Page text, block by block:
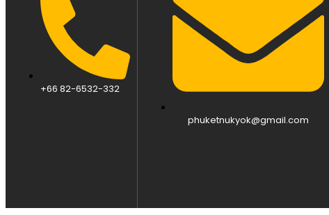
+66 82-6532-332
phuketnukyok@gmail.com